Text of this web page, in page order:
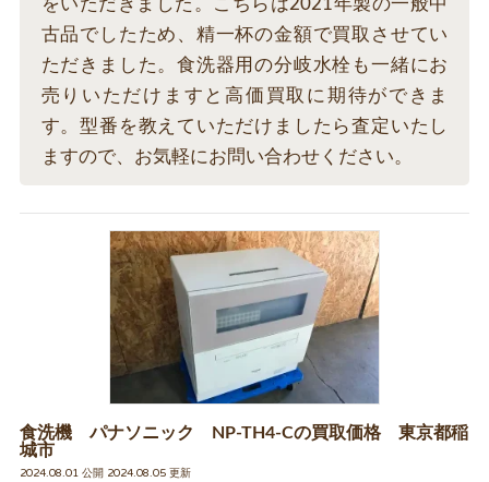
をいただきました。こちらは2021年製の一般中
古品でしたため、精一杯の金額で買取させてい
ただきました。食洗器用の分岐水栓も一緒にお
売りいただけますと高価買取に期待ができま
す。型番を教えていただけましたら査定いたし
ますので、お気軽にお問い合わせください。
食洗機 パナソニック NP-TH4-Cの買取価格 東京都稲
城市
2024.08.01 公開 2024.08.05 更新